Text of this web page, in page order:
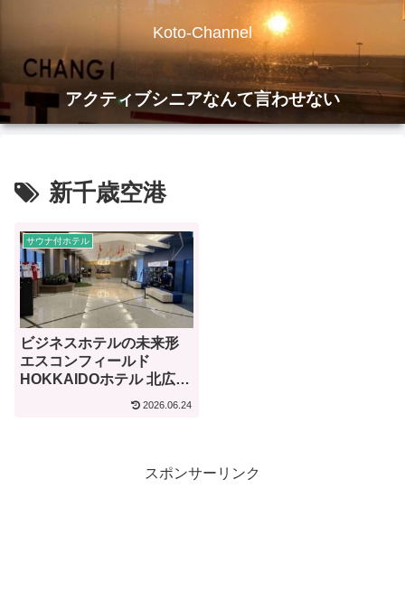
Koto-Channel
アクティブシニアなんて言わせない
新千歳空港
サウナ付ホテル
ビジネスホテルの未来形
エスコンフィールド
HOKKAIDOホテル 北広島
2026.06.24
スポンサーリンク